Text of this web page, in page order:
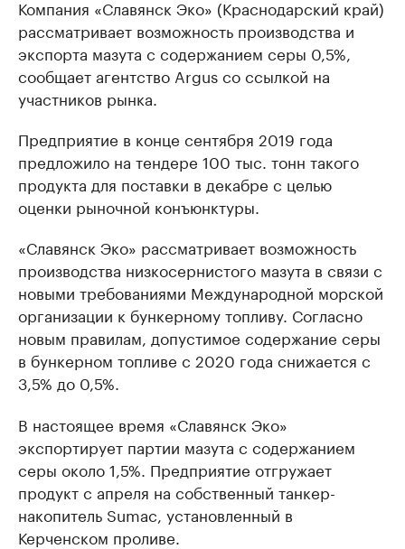
Компания «Славянск Эко» (Краснодарский край)
рассматривает возможность производства и
экспорта мазута с содержанием серы 0,5%,
сообщает агентство Argus со ссылкой на
участников рынка.
Предприятие в конце сентября 2019 года
предложило на тендере 100 тыс. тонн такого
продукта для поставки в декабре с целью
оценки рыночной конъюнктуры.
«Славянск Эко» рассматривает возможность
производства низкосернистого мазута в связи с
новыми требованиями Международной морской
организации к бункерному топливу. Согласно
новым правилам, допустимое содержание серы
в бункерном топливе с 2020 года снижается с
3,5% до 0,5%.
В настоящее время «Славянск Эко»
экспортирует партии мазута с содержанием
серы около 1,5%. Предприятие отгружает
продукт с апреля на собственный танкер-
накопитель Sumac, установленный в
Керченском проливе.